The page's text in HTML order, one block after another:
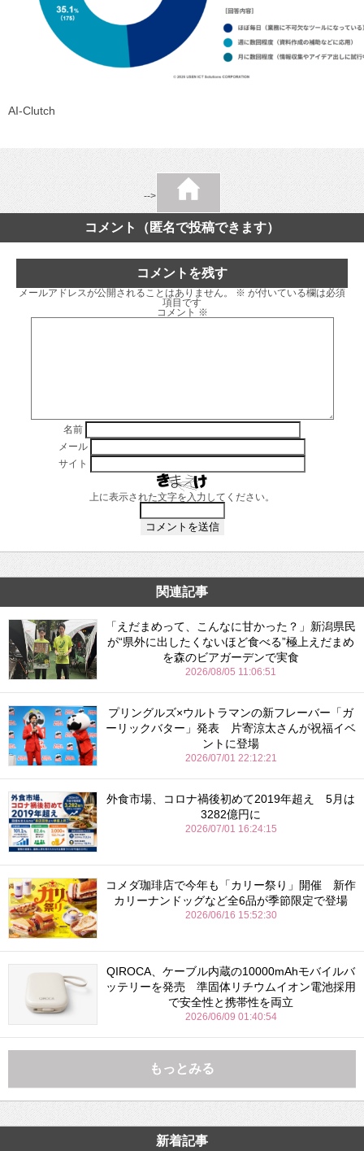
AI-Clutch
-->
コメント（匿名で投稿できます）
コメントを残す
メールアドレスが公開されることはありません。 ※ が付いている欄は必須
項目です
コメント ※
名前
メール
サイト
上に表示された文字を入力してください。
関連記事
「えだまめって、こんなに甘かった？」新潟県民
が“県外に出したくないほど食べる”極上えだまめ
を森のビアガーデンで実食
2026/08/05 11:06:51
プリングルズ×ウルトラマンの新フレーバー「ガ
ーリックバター」発表 片寄涼太さんが祝福イベ
ントに登場
2026/07/01 22:12:21
外食市場、コロナ禍後初めて2019年超え 5月は
3282億円に
2026/07/01 16:24:15
コメダ珈琲店で今年も「カリー祭り」開催 新作
カリーナンドッグなど全6品が季節限定で登場
2026/06/16 15:52:30
QIROCA、ケーブル内蔵の10000mAhモバイルバ
ッテリーを発売 準固体リチウムイオン電池採用
で安全性と携帯性を両立
2026/06/09 01:40:54
もっとみる
新着記事